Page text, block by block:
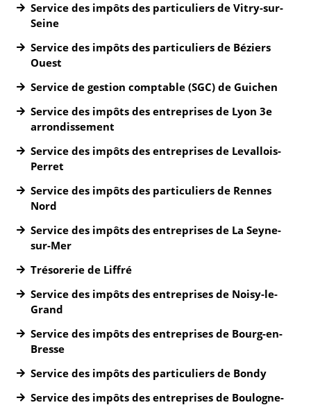
Service des impôts des particuliers de Vitry-sur-
Seine
Service des impôts des particuliers de Béziers
Ouest
Service de gestion comptable (SGC) de Guichen
Service des impôts des entreprises de Lyon 3e
arrondissement
Service des impôts des entreprises de Levallois-
Perret
Service des impôts des particuliers de Rennes
Nord
Service des impôts des entreprises de La Seyne-
sur-Mer
Trésorerie de Liffré
Service des impôts des entreprises de Noisy-le-
Grand
Service des impôts des entreprises de Bourg-en-
Bresse
Service des impôts des particuliers de Bondy
Service des impôts des entreprises de Boulogne-